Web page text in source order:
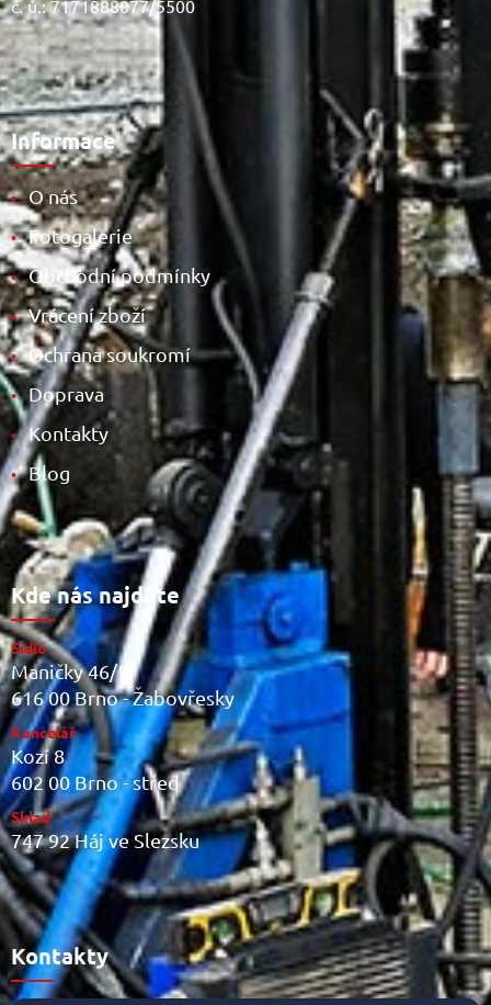
č. ú.: 7171888077/5500
Informace
• O nás
• Fotogalerie
• Obchodní podmínky
• Vrácení zboží
• Ochrana soukromí
• Doprava
• Kontakty
• Blog
Kde nás najdete
Sídlo
Maničky 46/5
616 00 Brno - Žabovřesky
Kancelář
Kozí 8
602 00 Brno - střed
Sklad
747 92 Háj ve Slezsku
Kontakty